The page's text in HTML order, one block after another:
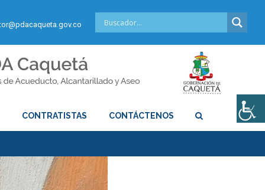
CONTRATISTAS CONTÁCTENOS